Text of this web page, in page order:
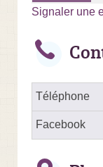
Signaler une
Téléphone
Facebook